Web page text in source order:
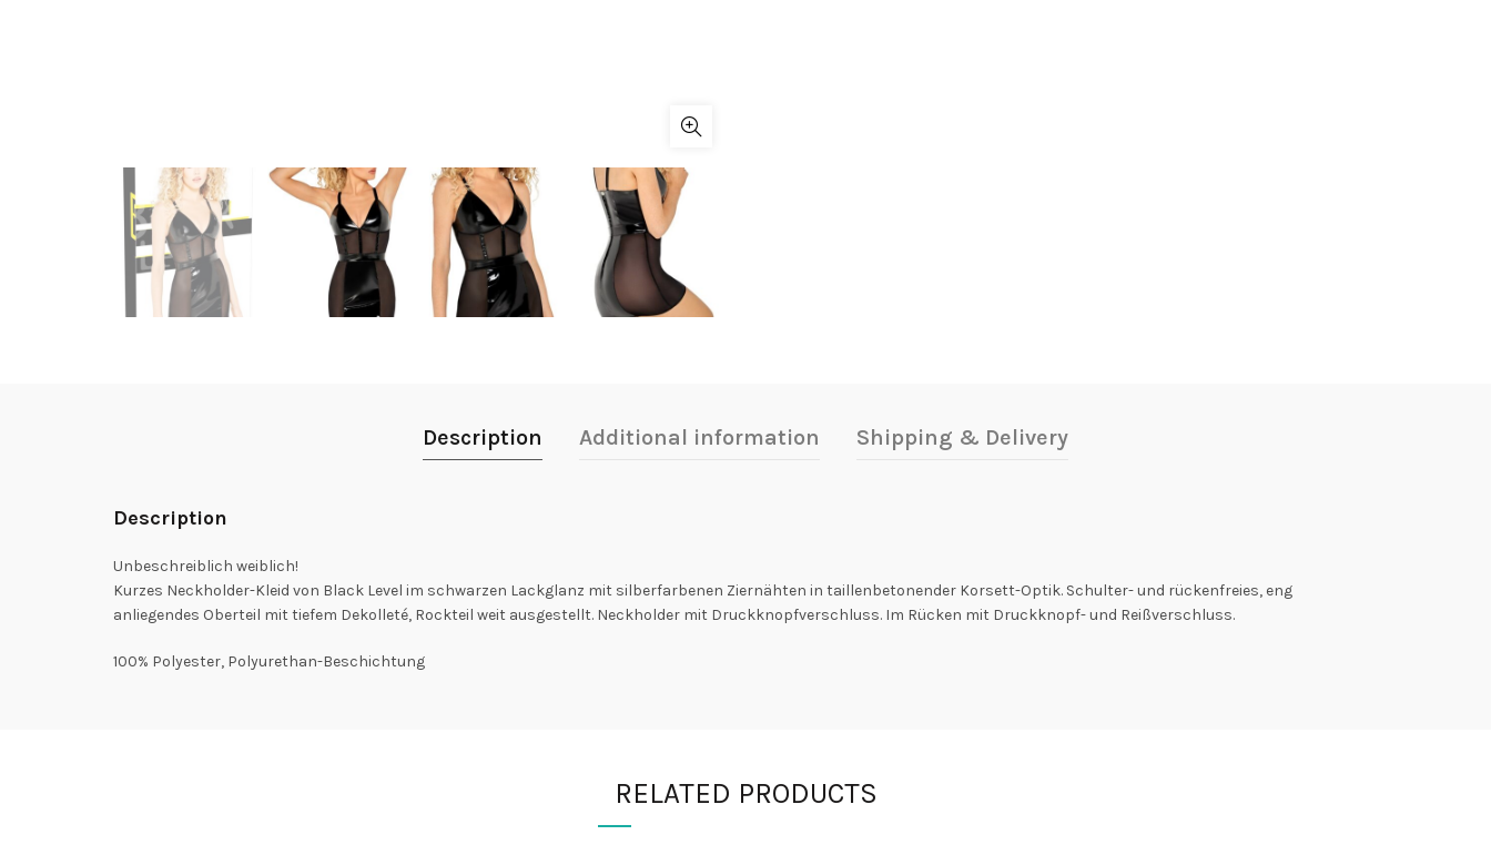
Description Additional information Shipping & Delivery
Description
Unbeschreiblich weiblich!
Kurzes Neckholder-Kleid von Black Level im schwarzen Lackglanz mit silberfarbenen Ziernähten in taillenbetonender Korsett-Optik. Schulter- und rückenfreies, eng
anliegendes Oberteil mit tiefem Dekolleté, Rockteil weit ausgestellt. Neckholder mit Druckknopfverschluss. Im Rücken mit Druckknopf- und Reißverschluss.
100% Polyester, Polyurethan-Beschichtung
RELATED PRODUCTS